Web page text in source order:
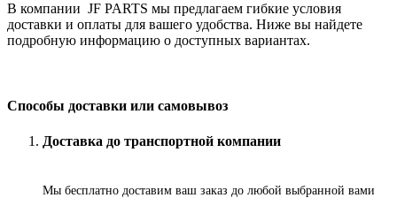
В компании JF PARTS мы предлагаем гибкие условия
доставки и оплаты для вашего удобства. Ниже вы найдете
подробную информацию о доступных вариантах.
Способы доставки или самовывоз
Доставка до транспортной компании
Мы бесплатно доставим ваш заказ до любой выбранной вами